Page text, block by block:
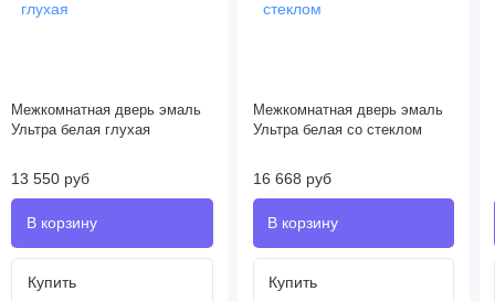
Межкомнатная дверь эмаль
Ультра белая глухая
13 550 руб
Купить
Межкомнатная дверь эмаль
Ультра белая со стеклом
16 668 руб
Купить